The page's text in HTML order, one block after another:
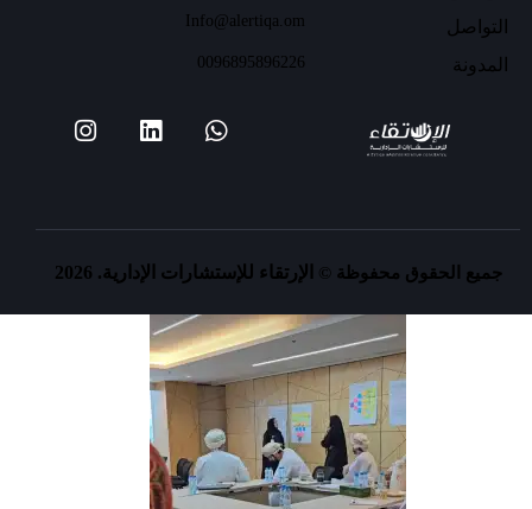
التواصل
المدونة
Info@alertiqa.om
00968 95896226
جميع الحقوق محفوظة © الإرتقاء للإستشارات الإدارية. 2026